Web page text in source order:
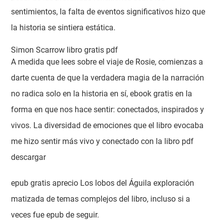
sentimientos, la falta de eventos significativos hizo que
la historia se sintiera estática.
Simon Scarrow libro gratis pdf
A medida que lees sobre el viaje de Rosie, comienzas a
darte cuenta de que la verdadera magia de la narración
no radica solo en la historia en sí, ebook gratis en la
forma en que nos hace sentir: conectados, inspirados y
vivos. La diversidad de emociones que el libro evocaba
me hizo sentir más vivo y conectado con la libro pdf
descargar
epub gratis aprecio Los lobos del Águila exploración
matizada de temas complejos del libro, incluso si a
veces fue epub de seguir.